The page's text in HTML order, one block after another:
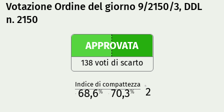
Votazione Ordine del giorno 9/2150/3, DDL
n. 2150
APPROVATA
138 voti di scarto
Indice di compattezza
68,6% 70,3% 2